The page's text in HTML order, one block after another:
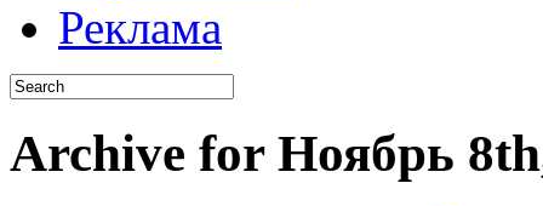
Реклама
Archive for Ноябрь